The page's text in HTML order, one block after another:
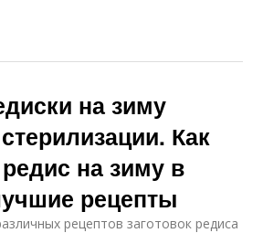
на зиму
Как
редис на зиму в
рецепты
рецептов заготовок редиса